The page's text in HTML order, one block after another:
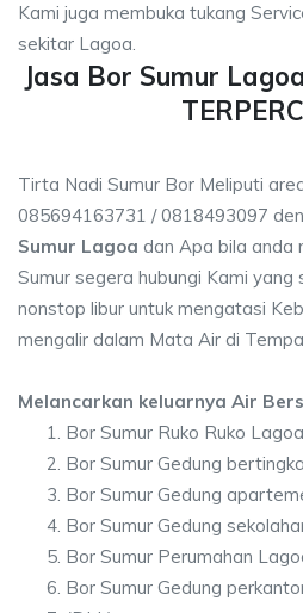
Kami juga membuka tukang
sekitar Lagoa.
Jasa Bor Sumur
Tirta Nadi Sumur Bor Meliputi
085694163731 / 0818493097
Sumur Lagoa dan Apa bila anda
Sumur segera hubungi Kami yang
nonstop libur untuk mengatasi
mengalir dalam Mata Air di
Melancarkan keluarnya Air
Bor Sumur Ruko Ruko Lagoa
Bor Sumur Gedung
Bor Sumur Gedung
Bor Sumur Gedung
Bor Sumur Perumahan
Bor Sumur Gedung